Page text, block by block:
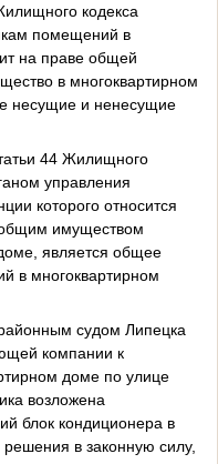
кодекса
помещений в
на праве общей
в многоквартирном
несущие и ненесущие
44 Жилищного
управления
которого относится
имуществом
является общее
в многоквартирном
судом Липецка
компании к
доме по улице
возложена
блок кондиционера в
в законную силу,